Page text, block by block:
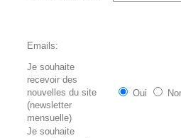
Emails:
Je souhaite
recevoir des
nouvelles du site
(newsletter
mensuelle)
Oui
Je souhaite